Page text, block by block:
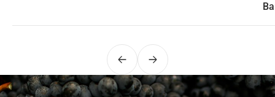
PrécédentSuivant